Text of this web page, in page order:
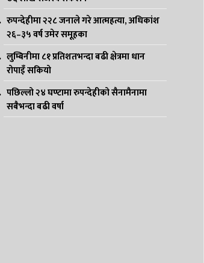
रुपन्देहीमा २२८ जनाले गरे आत्महत्या, अधिकांश
२६–३५ वर्ष उमेर समूहका
लुम्बिनीमा ८१ प्रतिशतभन्दा बढी क्षेत्रमा धान
रोपाइँ सकियो
पछिल्लो २४ घण्टामा रुपन्देहीको सैनामैनामा
सबैभन्दा बढी वर्षा